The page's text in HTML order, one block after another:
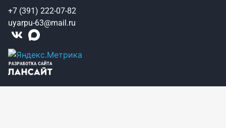
+7 (391) 222-07-82
uyarpu-63@mail.ru